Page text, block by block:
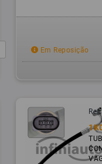
Em Reposição
Ref.: